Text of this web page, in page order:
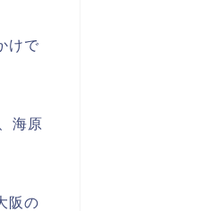
けで
海原
阪の